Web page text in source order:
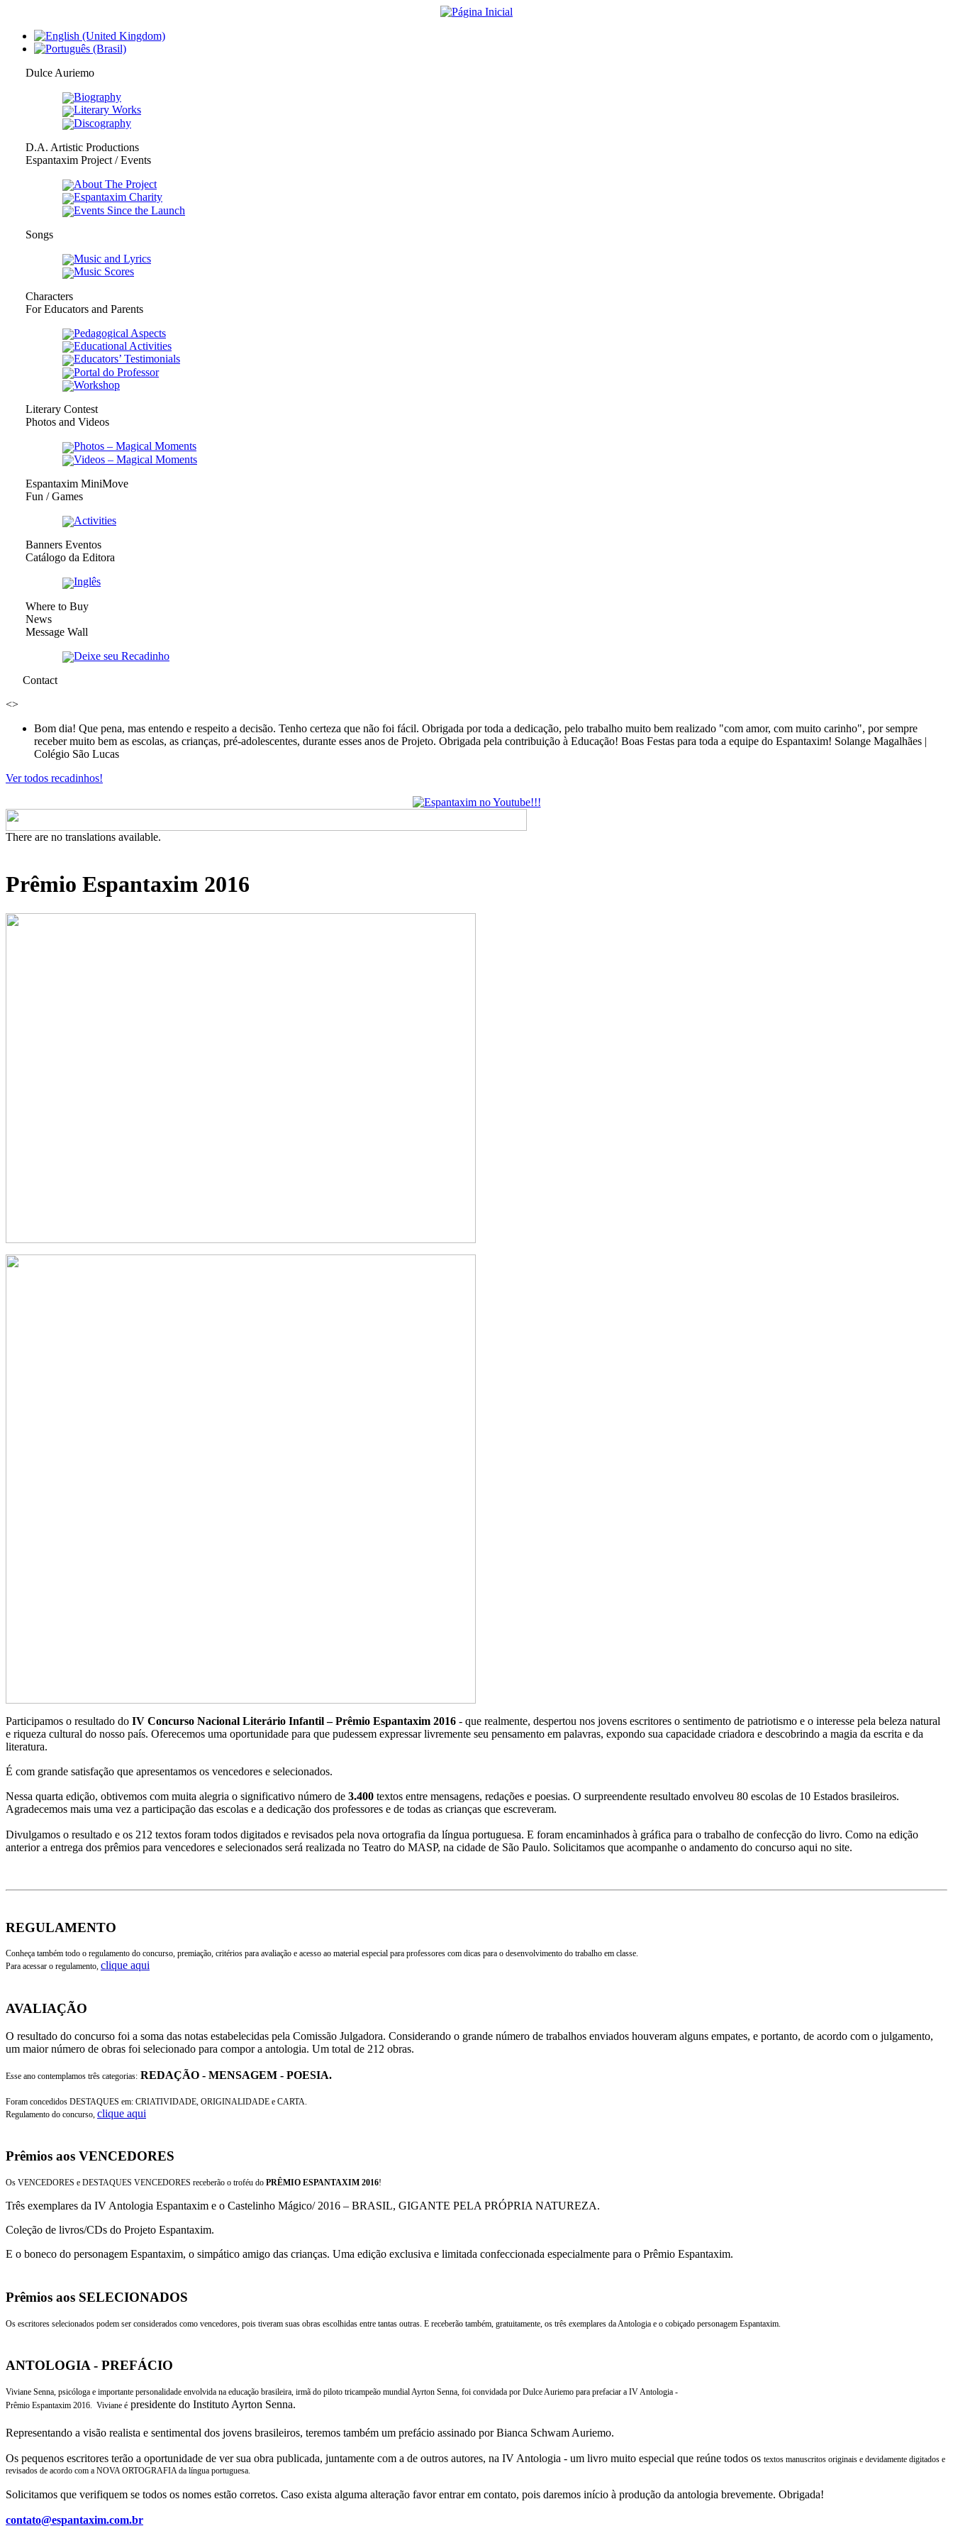
Dulce Auriemo
Biography
Literary Works
Discography
D.A. Artistic Productions
Espantaxim Project / Events
About The Project
Espantaxim Charity
Events Since the Launch
Songs
Music and Lyrics
Music Scores
Characters
For Educators and Parents
Pedagogical Aspects
Educational Activities
Educators’ Testimonials
Portal do Professor
Workshop
Literary Contest
Photos and Videos
Photos – Magical Moments
Videos – Magical Moments
Espantaxim MiniMove
Fun / Games
Activities
Banners Eventos
Catálogo da Editora
Inglês
Where to Buy
News
Message Wall
Deixe seu Recadinho
Contact
<>
Bom dia! Que pena, mas entendo e respeito a decisão. Tenho certeza que não foi fácil. Obrigada por toda a dedicação, pelo trabalho muito bem realizado "com amor, com muito carinho", por sempre
receber muito bem as escolas, as crianças, pré-adolescentes, durante esses anos de Projeto. Obrigada pela contribuição à Educação! Boas Festas para toda a equipe do Espantaxim! Solange Magalhães |
Colégio São Lucas
Ver todos recadinhos!
There are no translations available.
Prêmio Espantaxim 2016
Participamos o resultado do IV Concurso Nacional Literário Infantil – Prêmio Espantaxim 2016 - que realmente, despertou nos jovens escritores o sentimento de patriotismo e o interesse pela beleza natural
e riqueza cultural do nosso país. Oferecemos uma oportunidade para que pudessem expressar livremente seu pensamento em palavras, expondo sua capacidade criadora e descobrindo a magia da escrita e da
literatura.
É com grande satisfação que apresentamos os vencedores e selecionados.
Nessa quarta edição, obtivemos com muita alegria o significativo número de 3.400 textos entre mensagens, redações e poesias. O surpreendente resultado envolveu 80 escolas de 10 Estados brasileiros.
Agradecemos mais uma vez a participação das escolas e a dedicação dos professores e de todas as crianças que escreveram.
Divulgamos o resultado e os 212 textos foram todos digitados e revisados pela nova ortografia da língua portuguesa. E foram encaminhados à gráfica para o trabalho de confecção do livro. Como na edição
anterior a entrega dos prêmios para vencedores e selecionados será realizada no Teatro do MASP, na cidade de São Paulo. Solicitamos que acompanhe o andamento do concurso aqui no site.
REGULAMENTO
Conheça também todo o regulamento do concurso, premiação, critérios para avaliação e acesso ao material especial para professores com dicas para o desenvolvimento do trabalho em classe.
Para acessar o regulamento, clique aqui
AVALIAÇÃO
O resultado do concurso foi a soma das notas estabelecidas pela Comissão Julgadora. Considerando o grande número de trabalhos enviados houveram alguns empates, e portanto, de acordo com o julgamento,
um maior número de obras foi selecionado para compor a antologia. Um total de 212 obras.
Esse ano contemplamos três categorias: REDAÇÃO - MENSAGEM - POESIA.
Foram concedidos DESTAQUES em: CRIATIVIDADE, ORIGINALIDADE e CARTA.
Regulamento do concurso, clique aqui
Prêmios aos VENCEDORES
Os VENCEDORES e DESTAQUES VENCEDORES receberão o troféu do PRÊMIO ESPANTAXIM 2016!
Três exemplares da IV Antologia Espantaxim e o Castelinho Mágico/ 2016 – BRASIL, GIGANTE PELA PRÓPRIA NATUREZA.
Coleção de livros/CDs do Projeto Espantaxim.
E o boneco do personagem Espantaxim, o simpático amigo das crianças. Uma edição exclusiva e limitada confeccionada especialmente para o Prêmio Espantaxim.
Prêmios aos SELECIONADOS
Os escritores selecionados podem ser considerados como vencedores, pois tiveram suas obras escolhidas entre tantas outras. E receberão também, gratuitamente, os três exemplares da Antologia e o cobiçado personagem Espantaxim.
ANTOLOGIA - PREFÁCIO
Viviane Senna, psicóloga e importante personalidade envolvida na educação brasileira, irmã do piloto tricampeão mundial Ayrton Senna, foi convidada por Dulce Auriemo para prefaciar a IV Antologia -
Prêmio Espantaxim 2016. Viviane é presidente do Instituto Ayrton Senna.
Representando a visão realista e sentimental dos jovens brasileiros, teremos também um prefácio assinado por Bianca Schwam Auriemo.
Os pequenos escritores terão a oportunidade de ver sua obra publicada, juntamente com a de outros autores, na IV Antologia - um livro muito especial que reúne todos os textos manuscritos originais e devidamente digitados e
revisados de acordo com a NOVA ORTOGRAFIA da língua portuguesa.
Solicitamos que verifiquem se todos os nomes estão corretos. Caso exista alguma alteração favor entrar em contato, pois daremos início à produção da antologia brevemente. Obrigada!
contato@espantaxim.com.br